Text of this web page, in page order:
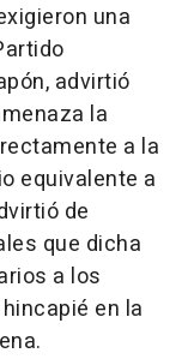
una
advirtió
la
a la
equivalente a
de
que dicha
a los
en la